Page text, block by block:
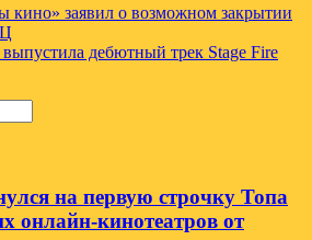
кино» заявил о возможном закрытии
дебютный трек Stage Fire
на первую строчку Топа
онлайн-кинотеатров от